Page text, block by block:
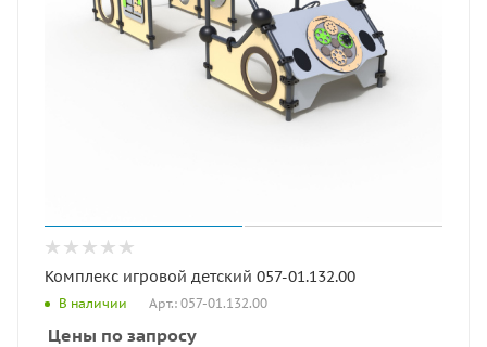
Комплекс игровой детский 057-01.132.00
В наличии Арт.: 057-01.132.00
Цены по запросу